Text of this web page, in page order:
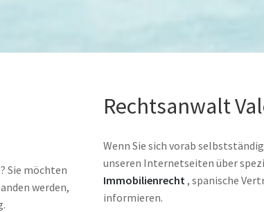
? Sie möchten
werden,
Rechtsanwalt
Wenn Sie sich vorab
unseren Internetseiten über
Immobilienrecht, spanische
informieren.